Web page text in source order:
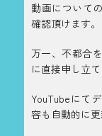
動画について
確認頂けます。
万一、不都合
に直接申し立
YouTubeにて
容も自動的に更